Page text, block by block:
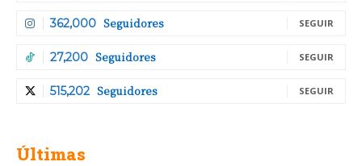
362,000 Seguidores SEGUIR
27,200 Seguidores SEGUIR
515,202 Seguidores SEGUIR
Últimas